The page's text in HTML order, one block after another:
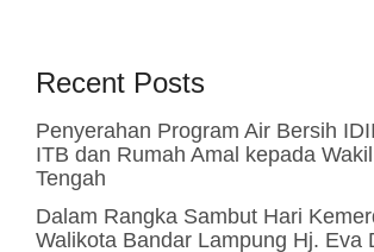
Recent Posts
Penyerahan Program Air Bersih
ITB dan Rumah Amal kepada
Tengah
Dalam Rangka Sambut Hari
Walikota Bandar Lampung Hj. Eva